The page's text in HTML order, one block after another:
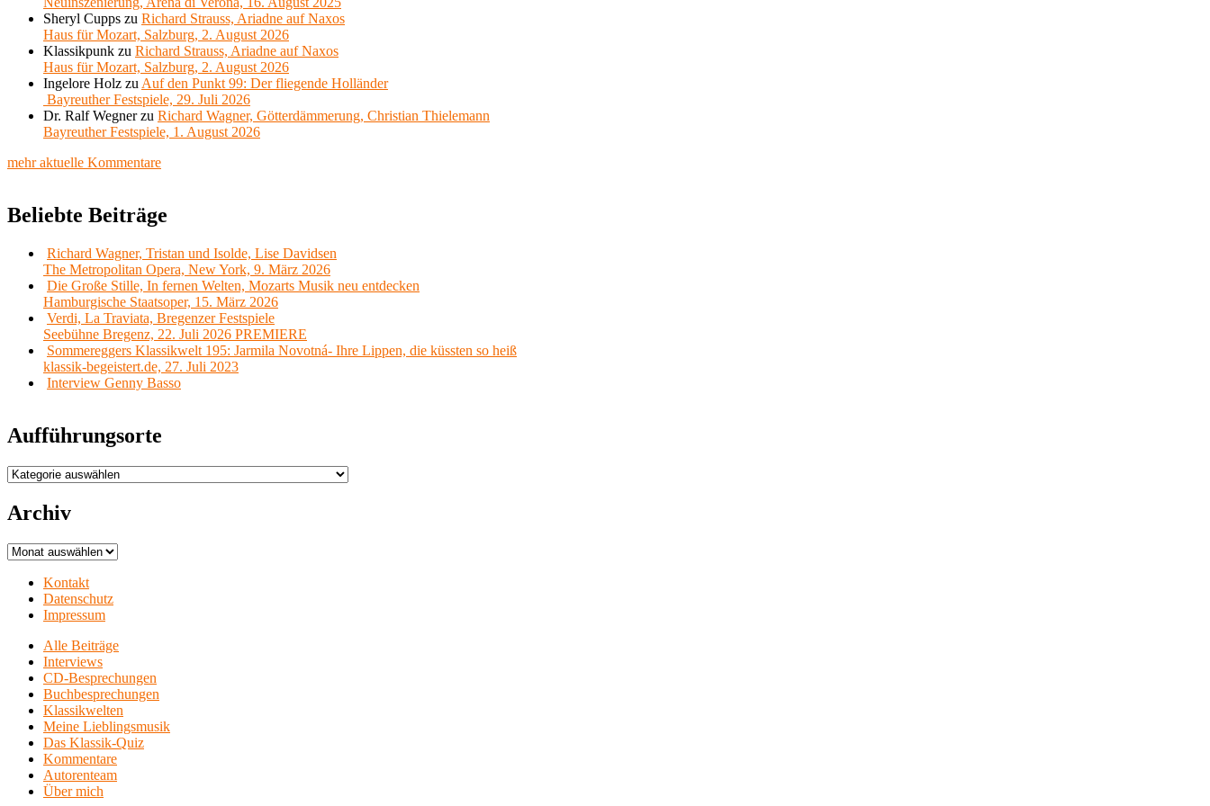
Sheryl Cupps zu Richard Strauss, Ariadne auf Naxos
Haus für Mozart, Salzburg, 2. August 2026
Klassikpunk zu Richard Strauss, Ariadne auf Naxos
Haus für Mozart, Salzburg, 2. August 2026
Ingelore Holz zu Auf den Punkt 99: Der fliegende Holländer
Bayreuther Festspiele, 29. Juli 2026
Dr. Ralf Wegnerzu Richard Wagner, Götterdämmerung, Christian Thielemann
Bayreuther Festspiele, 1. August 2026
mehr aktuelle Kommentare
Beliebte Beiträge
Richard Wagner, Tristan und Isolde, Lise Davidsen
The Metropolitan Opera, New York, 9. März 2026
Die Große Stille, In fernen Welten, Mozarts Musik neu entdecken
Hamburgische Staatsoper, 15. März 2026
Verdi, La Traviata, Bregenzer Festspiele
Seebühne Bregenz, 22. Juli 2026 PREMIERE
Sommereggers Klassikwelt 195: Jarmila Novotná- Ihre Lippen, die küssten so heiß
klassik-begeistert.de, 27. Juli 2023
Interview Genny Basso
Aufführungsorte
Aufführungsorte
Archiv
Archiv
Kontakt
Datenschutz
Impressum
Alle Beiträge
Interviews
CD-Besprechungen
Buchbesprechungen
Klassikwelten
Meine Lieblingsmusik
Das Klassik-Quiz
Kommentare
Autorenteam
Über mich